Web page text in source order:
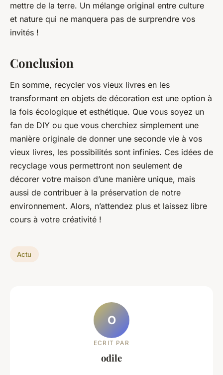
mettre de la terre. Un mélange original entre culture
et nature qui ne manquera pas de surprendre vos
invités !
Conclusion
En somme, recycler vos vieux livres en les
transformant en objets de décoration est une option à
la fois écologique et esthétique. Que vous soyez un
fan de DIY ou que vous cherchiez simplement une
manière originale de donner une seconde vie à vos
vieux livres, les possibilités sont infinies. Ces idées de
recyclage vous permettront non seulement de
décorer votre maison d’une manière unique, mais
aussi de contribuer à la préservation de notre
environnement. Alors, n’attendez plus et laissez libre
cours à votre créativité !
Actu
O
ECRIT PAR
odile